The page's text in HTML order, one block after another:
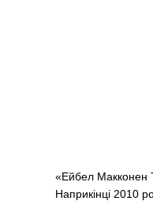
«Ейбел Макконен
Наприкінці 2010